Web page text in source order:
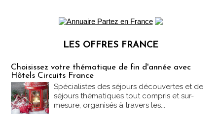
LES OFFRES FRANCE
Choisissez votre thématique de fin d'année avec
Hôtels Circuits France
Spécialistes des séjours découvertes et de
séjours thématiques tout compris et sur-
mesure, organisés à travers les...